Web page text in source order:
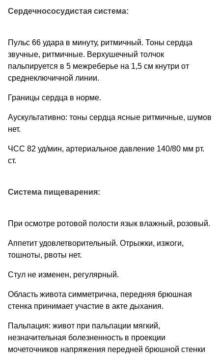
Сердечнососудистая система:
Пульс 66 удара в минуту, ритмичный. Тоны сердца
звучные, ритмичные. Верхушечный толчок
пальпируется в 5 межреберье на 1,5 см кнутри от
среднеключичной линии.
Границы сердца в норме.
Аускультативно: тоны сердца ясные ритмичные, шумов
нет.
ЧСС 82 уд/мин, артериальное давление 140/80 мм рт.
ст.
Система пищеварения:
При осмотре ротовой полости язык влажный, розовый.
Аппетит удовлетворительный. Отрыжки, изжоги,
тошноты, рвоты нет.
Стул не изменен, регулярный.
Область живота симметрична, передняя брюшная
стенка принимает участие в акте дыхания.
Пальпация: живот при пальпации мягкий,
незначительная болезненность в проекции
мочеточников напряжения передней брюшной стенки